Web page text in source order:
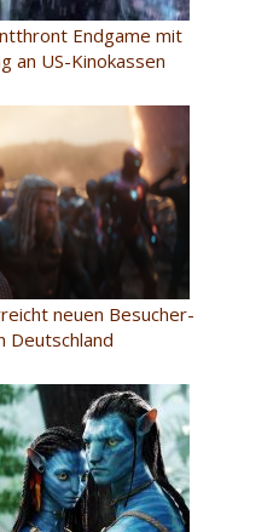
Endgame mit
an US-Kinokassen
neuen Besucher-
Deutschland